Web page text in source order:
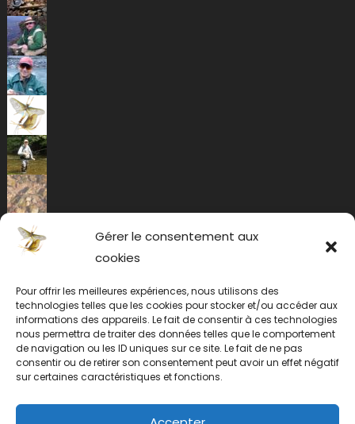
Gérer le consentement aux
cookies
Pour offrir les meilleures expériences, nous utilisons des
technologies telles que les cookies pour stocker et/ou accéder aux
informations des appareils. Le fait de consentir à ces technologies
nous permettra de traiter des données telles que le comportement
de navigation ou les ID uniques sur ce site. Le fait de ne pas
consentir ou de retirer son consentement peut avoir un effet négatif
sur certaines caractéristiques et fonctions.